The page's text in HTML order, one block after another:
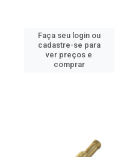
Faça seu login ou
cadastre-se para
ver preços e
comprar